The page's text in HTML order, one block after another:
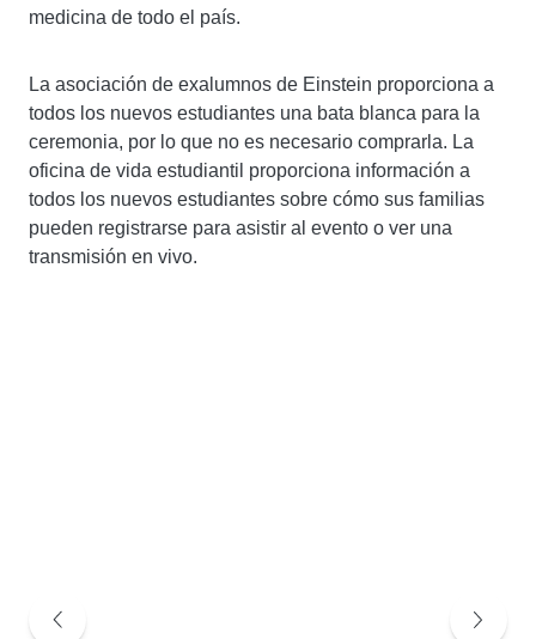
medicina de todo el país.
La asociación de exalumnos de Einstein proporciona a
todos los nuevos estudiantes una bata blanca para la
ceremonia, por lo que no es necesario comprarla. La
oficina de vida estudiantil proporciona información a
todos los nuevos estudiantes sobre cómo sus familias
pueden registrarse para asistir al evento o ver una
transmisión en vivo.